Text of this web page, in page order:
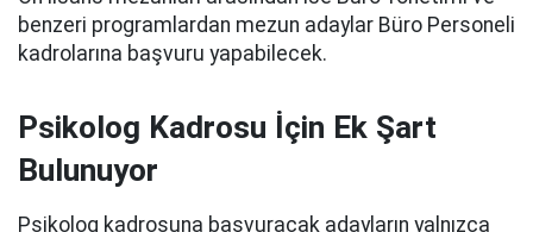
benzeri programlardan mezun adaylar Büro Personeli
kadrolarına başvuru yapabilecek.
Psikolog Kadrosu İçin Ek Şart
Bulunuyor
Psikolog kadrosuna başvuracak adayların yalnızca